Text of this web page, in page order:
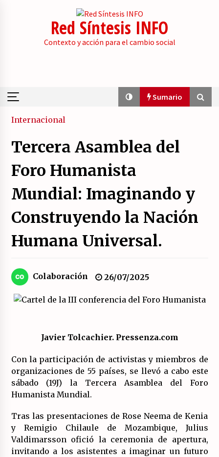
Red Síntesis INFO
Contexto y acción para el cambio social
Sumario
Sumario
La psicología de la desinformación y los
21/07/2026
Movilización social contra los presupuestos
derechistas de la Generalitat Valenciana.
21/07/2026
El XXII Congreso del PCE y sus dos proyectos
del PCE?
¿Por qué la «unidad de las izquierdas» es un
callejón sin salida?
19/07/2026
Polarizada y movilizada, la ciudadanía no se
queda en casa.
19/07/2026
Llamamiento por el 18 julio del Encuentro
Estatal por la República.
17/07/2026
Internacional
Tercera Asamblea del
Foro Humanista
Mundial: Imaginando y
Construyendo la Nación
Humana Universal.
Colaboración 26/07/2025
Javier Tolcachier. Pressenza.com
Con la participación de activistas y miembros de
organizaciones de 55 países, se llevó a cabo este
sábado (19J) la Tercera Asamblea del Foro
Humanista Mundial.
Tras las presentaciones de Rose Neema de Kenia
y Remigio Chilaule de Mozambique, Julius
Valdimarsson ofició la ceremonia de apertura,
invitando a los asistentes a imaginar un futuro